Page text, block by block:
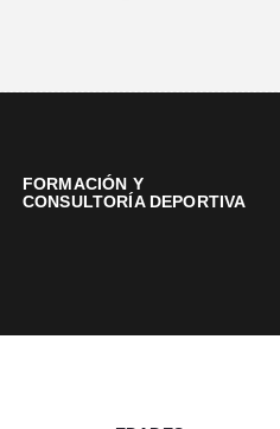
FORMACIÓN Y
CONSULTORÍA DEPORTIVA